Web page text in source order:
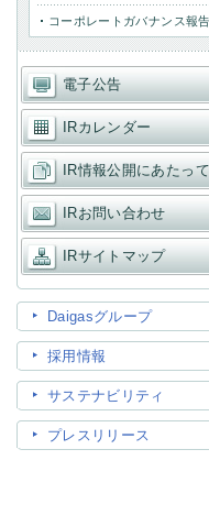
IR情報
採用情報
プレスリリース
コーポレートガバナンス報
電子公告
IRカレンダー
IR情報公開にあたって
IRお問い合わせ
IRサイトマップ
Daigasグループ
採用情報
サステナビリティ
プレスリリース